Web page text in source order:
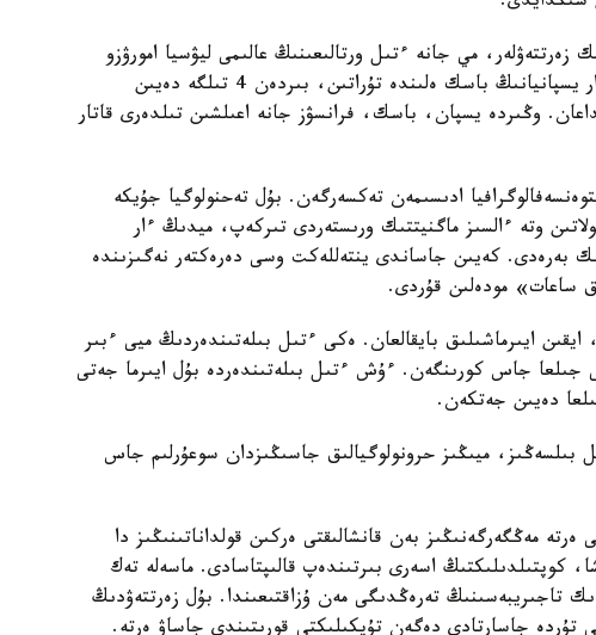
مي جانە ءتىل ورتالىعىنىڭ عالىمى ليۋسيا امورۋزو
باستاعان حالىقارالىق توپ جۇرگىزگەن. عالىمدار يسپانيانىڭ باسك ەلىندە تۇراتىن، بىردەن 4 تىلگە دەيىن
وڭىردە يسپان، باسك، فرانسۋز جانە اعىلشىن تىلدەرى قاتار
ادامنىڭ ميىن ماگنيتوەنسەفالوگرافيا ادىسىمەن تەكسەرگەن. بۇل تەحنولوگيا جۇيكە
وتە ءالسىز ماگنيتتىك ورىستەردى تىركەپ، ميدىڭ ءار
بەرەدى. كەيىن جاساندى ينتەللەكت وسى دەرەكتەر نەگىزىندە
ساعات» مودەلىن قۇردى.
قولدانىلعاندا، ايقىن ايىرماشىلىق بايقالعان. ەكى ءتىل بىلەتىندەردىڭ ميى ءبىر
جىلعا جاس كورىنگەن. ءۇش ءتىل بىلەتىندەردە بۇل ايىرما جەتى
بىلسەڭىز، ميىڭىز حرونولوگيالىق جاسىڭىزدان سوعۇرلىم جاس
مەڭگەرگەنىڭىز بەن قانشالىقتى ەركىن قولداناتىنىڭىز دا
كوپتىلدىلىكتىڭ اسەرى بىرتىندەپ قالىپتاسادى. ماسەلە تەك
تاجىريبەسىنىڭ تەرەڭدىگى مەن ۇزاقتىعىندا. بۇل زەرتتەۋدىڭ
تۇردە جاسارتادى دەگەن تۇپكىلىكتى قورىتىندى جاساۋ ەرتە.